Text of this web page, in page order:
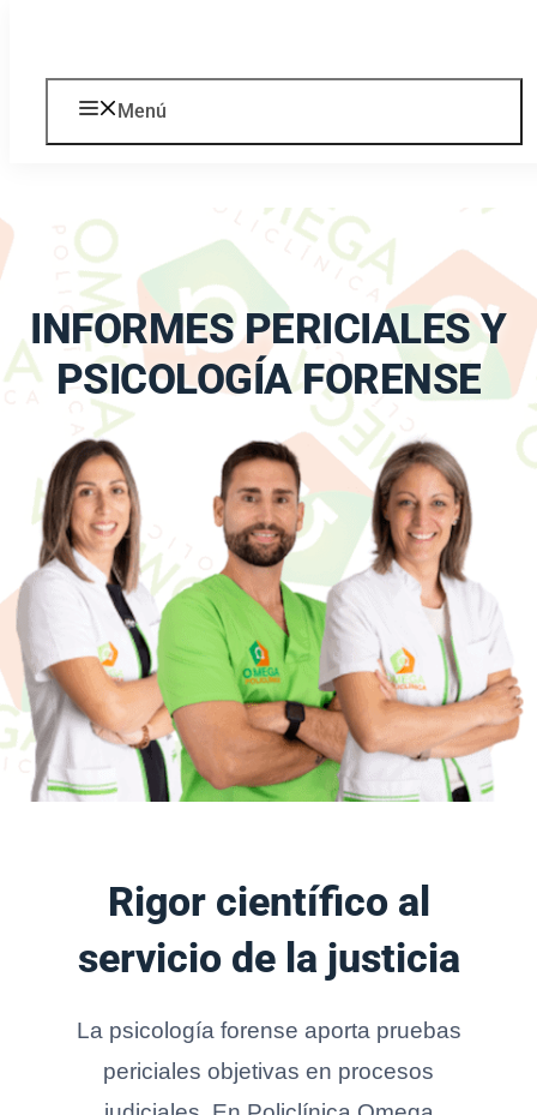
Menú
INFORMES PERICIALES Y
PSICOLOGÍA FORENSE
Rigor científico al
servicio de la justicia
La psicología forense aporta pruebas
periciales objetivas en procesos